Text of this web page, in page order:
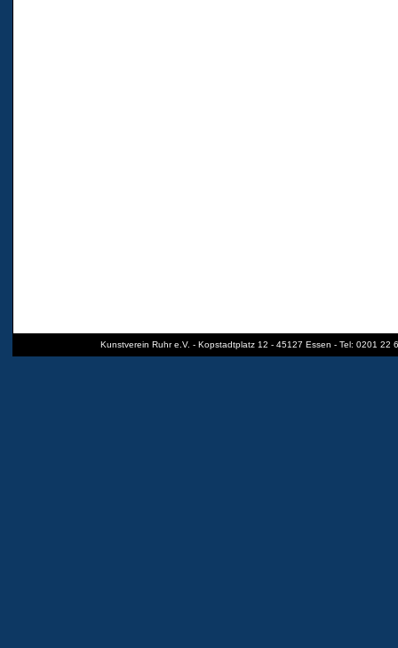
Kunstverein Ruhr e.V. - Kopstadtplatz 12 - 45127 Essen - Tel: 0201